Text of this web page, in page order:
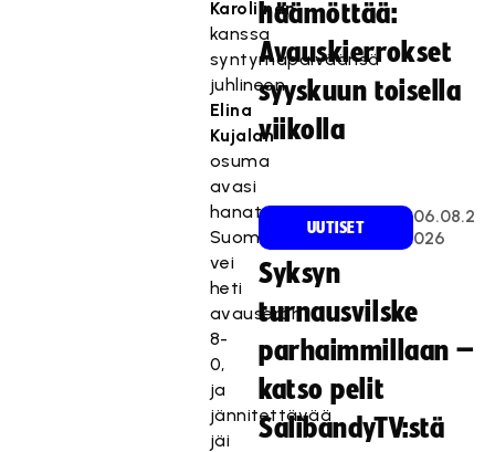
Karoliinan
kanssa
syntymäpäiväänsä
juhlineen
Elina
Kujalan
osuma
avasi
hanat.
Suomi
vei
heti
avauserän
8-
0,
ja
jännitettävää
jäi
häämöttää:
Avauskierrokset
syyskuun toisella
viikolla
UUTISET
06.08.2
026
Syksyn
turnausvilske
parhaimmillaan –
katso pelit
SalibandyTV:stä